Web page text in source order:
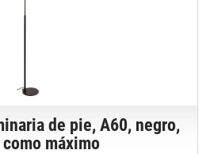
de pie, A60, negro,
como máximo